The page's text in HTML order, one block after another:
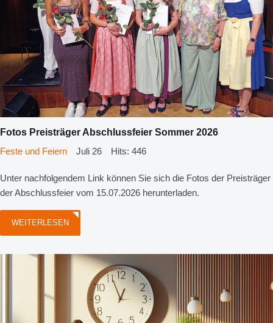
Fotos Preisträger Abschlussfeier Sommer 2026
Feste und Feiern
Juli 26 Hits: 446
Unter nachfolgendem Link können Sie sich die Fotos der Preisträger
der Abschlussfeier vom 15.07.2026 herunterladen.
WEITERLESEN